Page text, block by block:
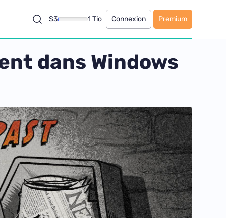
S3 1 Tio Connexion Premium
dans Windows